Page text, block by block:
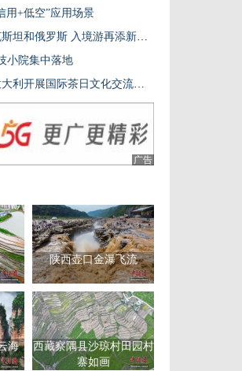
用+低空”应用场景
三亚组团出访哈萨克斯坦和俄罗斯 入境游再添新动能
小院集中落地
海南五指山组团赴意大利开展国际茶日文化交流活动
广告
陕西壶口金瀑飞流
海
西藏察隅县沙琼村田园村
寨如画